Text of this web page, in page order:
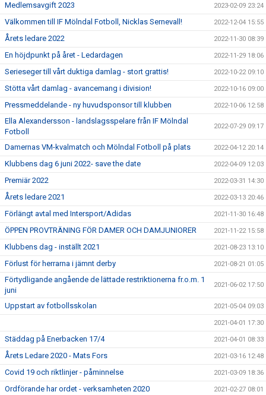
Medlemsavgift 2023 2023-02-09 23:24
Välkommen till IF Mölndal Fotboll, Nicklas Sernevall! 2022-12-04 15:55
Årets ledare 2022 2022-11-30 08:39
En höjdpunkt på året - Ledardagen 2022-11-29 18:06
Serieseger till vårt duktiga damlag - stort grattis! 2022-10-22 09:10
Stötta vårt damlag - avancemang i division! 2022-10-16 09:00
Pressmeddelande - ny huvudsponsor till klubben 2022-10-06 12:58
Ella Alexandersson - landslagsspelare från IF Mölndal
Fotboll
2022-07-29 09:17
Damernas VM-kvalmatch och Mölndal Fotboll på plats 2022-04-12 20:14
Klubbens dag 6 juni 2022- save the date 2022-04-09 12:03
Premiär 2022 2022-03-31 14:30
Årets ledare 2021 2022-03-13 20:46
Förlängt avtal med Intersport/Adidas 2021-11-30 16:48
ÖPPEN PROVTRÄNING FÖR DAMER OCH DAMJUNIORER 2021-11-22 15:58
Klubbens dag - inställt 2021 2021-08-23 13:10
Förlust för herrarna i jämnt derby 2021-08-21 01:05
Förtydligande angående de lättade restriktionerna fr.o.m. 1
juni
2021-06-02 17:50
Uppstart av fotbollsskolan 2021-05-04 09:03
2021-04-01 17:30
Städdag på Enerbacken 17/4 2021-04-01 08:33
Årets Ledare 2020 - Mats Fors 2021-03-16 12:48
Covid 19 och riktlinjer - påminnelse 2021-03-09 18:36
Ordförande har ordet - verksamheten 2020 2021-02-27 08:01